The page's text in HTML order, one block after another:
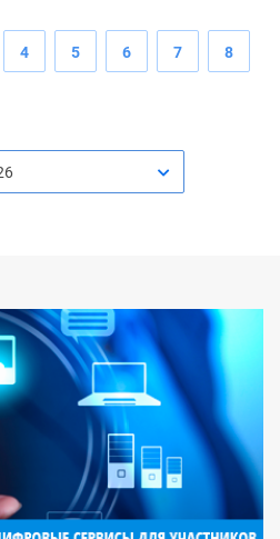
4 5 6 7 8